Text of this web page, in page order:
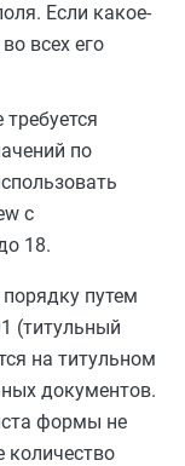
Если какое-
всех его
по
с
18.
путем
(титульный
на титульном
документов.
формы не
количество